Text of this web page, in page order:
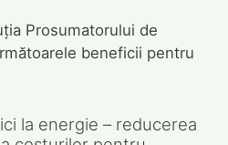
Prosumatorului de
beneficii pentru
la energie – reducerea